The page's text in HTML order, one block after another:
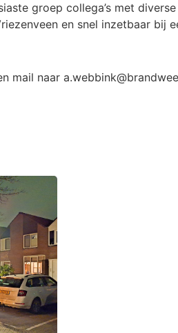
groep collega’s met
en snel inzetbaar bij
mail naar